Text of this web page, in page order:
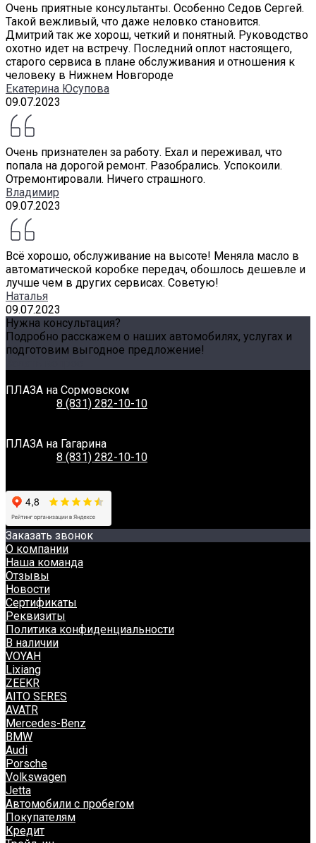
Очень приятные консультанты. Особенно Седов Сергей.
Такой вежливый, что даже неловко становится.
Дмитрий так же хорош, четкий и понятный. Руководство
охотно идет на встречу. Последний оплот настоящего,
старого сервиса в плане обслуживания и отношения к
человеку в Нижнем Новгороде
Екатерина Юсупова
09.07.2023
Очень признателен за работу. Ехал и переживал, что
попала на дорогой ремонт. Разобрались. Успокоили.
Отремонтировали. Ничего страшного.
Владимир
09.07.2023
Всё хорошо, обслуживание на высоте! Меняла масло в
автоматической коробке передач, обошлось дешевле и
лучше чем в других сервисах. Советую!
Наталья
09.07.2023
Нужна консультация?
Подробно расскажем о наших автомобилях, услугах и
подготовим выгодное предложение!
ПЛАЗА на Сормовском
8 (831) 282-10-10
ПЛАЗА на Гагарина
8 (831) 282-10-10
Заказать звонок
О компании
Наша команда
Отзывы
Новости
Сертификаты
Реквизиты
Политика конфиденциальности
В наличии
VOYAH
Lixiang
ZEEKR
AITO SERES
AVATR
Mercedes-Benz
BMW
Audi
Porsche
Volkswagen
Jetta
Автомобили с пробегом
Покупателям
Кредит